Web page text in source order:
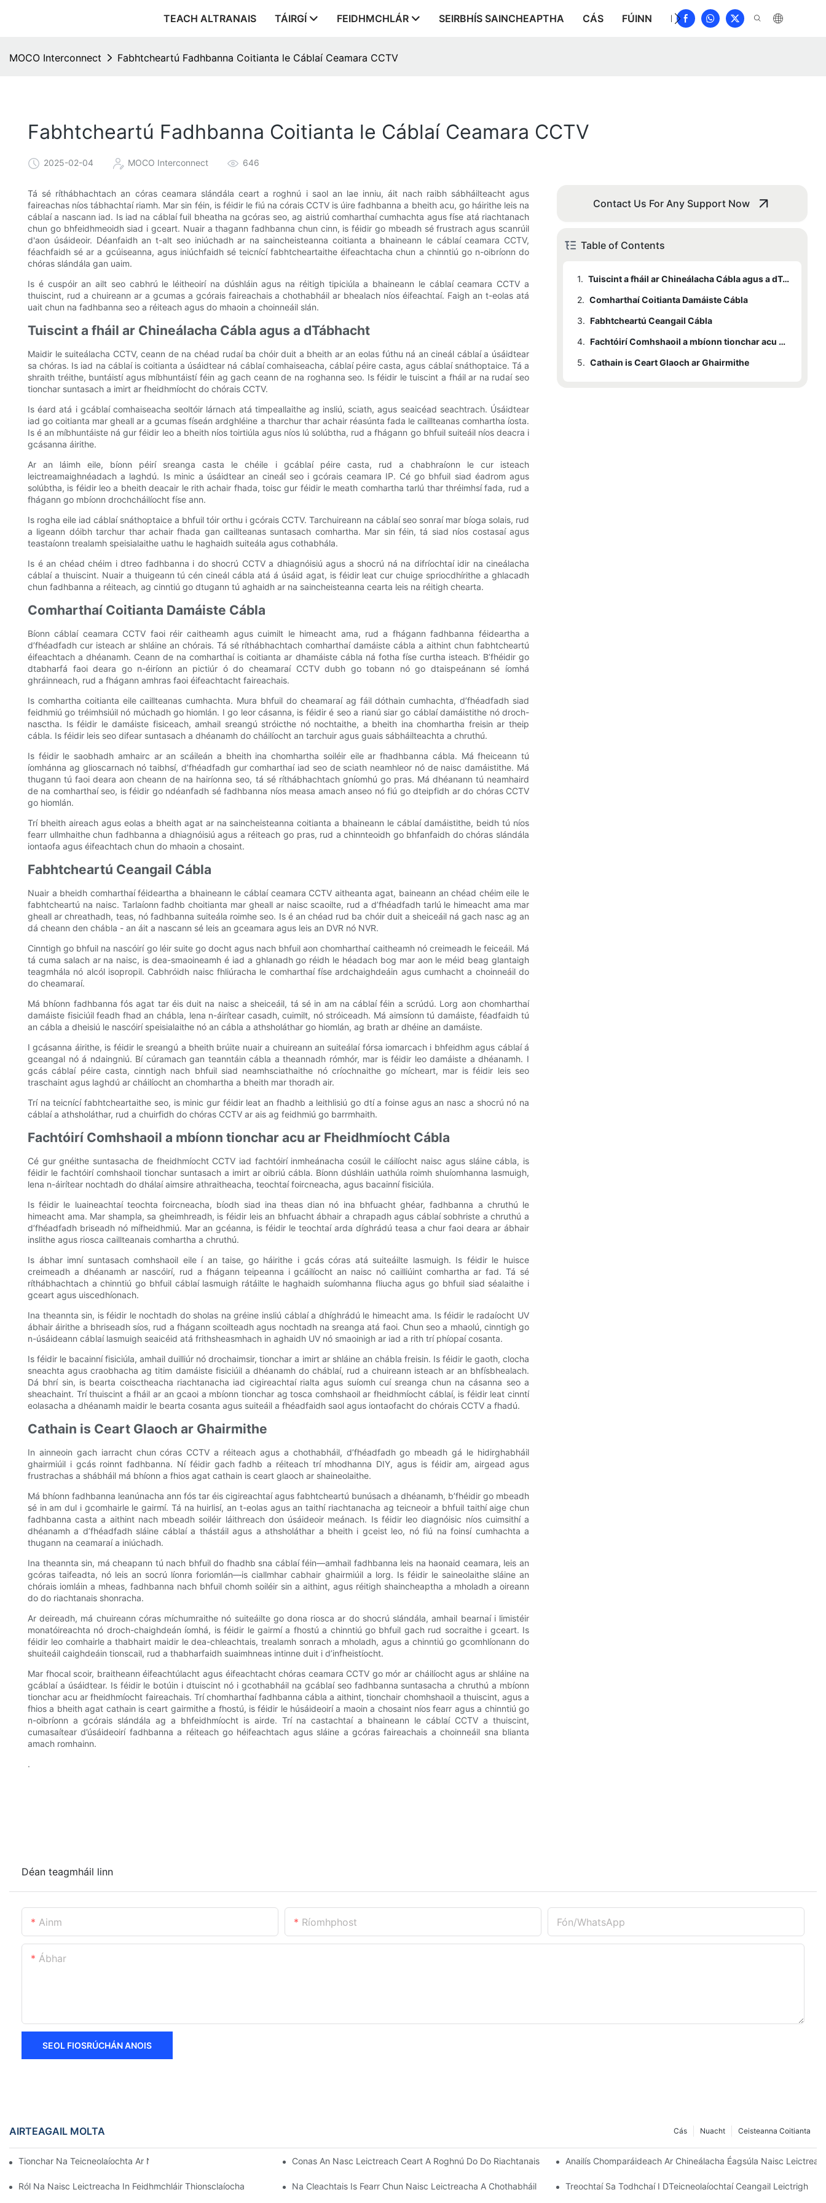
TEACH ALTRANAIS TÁIRGÍ FEIDHMCHLÁR SEIRBHÍS SAINCHEAPTHA CÁS FÚINN NUACHT ÍOSLÓDÁIL
MOCO Interconnect Fabhtcheartú Fadhbanna Coitianta le Cáblaí Ceamara CCTV
Fabhtcheartú Fadhbanna Coitianta le Cáblaí Ceamara CCTV
2025-02-04 MOCO Interconnect 646
Tá sé ríthábhachtach an córas ceamara slándála ceart a roghnú i saol an lae inniu, áit nach raibh sábháilteacht agus
faireachas níos tábhachtaí riamh. Mar sin féin, is féidir le fiú na córais CCTV is úire fadhbanna a bheith acu, go háirithe leis na
cáblaí a nascann iad. Is iad na cáblaí fuil bheatha na gcóras seo, ag aistriú comharthaí cumhachta agus físe atá riachtanach
chun go bhfeidhmeoidh siad i gceart. Nuair a thagann fadhbanna chun cinn, is féidir go mbeadh sé frustrach agus scanrúil
d'aon úsáideoir. Déanfaidh an t-alt seo iniúchadh ar na saincheisteanna coitianta a bhaineann le cáblaí ceamara CCTV,
féachfaidh sé ar a gcúiseanna, agus iniúchfaidh sé teicnící fabhtcheartaithe éifeachtacha chun a chinntiú go n-oibríonn do
chóras slándála gan uaim.
Is é cuspóir an ailt seo cabhrú le léitheoirí na dúshláin agus na réitigh tipiciúla a bhaineann le cáblaí ceamara CCTV a
thuiscint, rud a chuireann ar a gcumas a gcórais faireachais a chothabháil ar bhealach níos éifeachtaí. Faigh an t-eolas atá
uait chun na fadhbanna seo a réiteach agus do mhaoin a choinneáil slán.
Tuiscint a fháil ar Chineálacha Cábla agus a dTábhacht
Maidir le suiteálacha CCTV, ceann de na chéad rudaí ba chóir duit a bheith ar an eolas fúthu ná an cineál cáblaí a úsáidtear
sa chóras. Is iad na cáblaí is coitianta a úsáidtear ná cáblaí comhaiseacha, cáblaí péire casta, agus cáblaí snáthoptaice. Tá a
shraith tréithe, buntáistí agus míbhuntáistí féin ag gach ceann de na roghanna seo. Is féidir le tuiscint a fháil ar na rudaí seo
tionchar suntasach a imirt ar fheidhmíocht do chórais CCTV.
Is éard atá i gcáblaí comhaiseacha seoltóir lárnach atá timpeallaithe ag insliú, sciath, agus seaicéad seachtrach. Úsáidtear
iad go coitianta mar gheall ar a gcumas físeán ardghléine a tharchur thar achair réasúnta fada le caillteanas comhartha íosta.
Is é an míbhuntáiste ná gur féidir leo a bheith níos toirtiúla agus níos lú solúbtha, rud a fhágann go bhfuil suiteáil níos deacra i
gcásanna áirithe.
Ar an láimh eile, bíonn péirí sreanga casta le chéile i gcáblaí péire casta, rud a chabhraíonn le cur isteach
leictreamaighnéadach a laghdú. Is minic a úsáidtear an cineál seo i gcórais ceamara IP. Cé go bhfuil siad éadrom agus
solúbtha, is féidir leo a bheith deacair le rith achair fhada, toisc gur féidir le meath comhartha tarlú thar thréimhsí fada, rud a
fhágann go mbíonn drochcháilíocht físe ann.
Is rogha eile iad cáblaí snáthoptaice a bhfuil tóir orthu i gcórais CCTV. Tarchuireann na cáblaí seo sonraí mar bíoga solais, rud
a ligeann dóibh tarchur thar achair fhada gan caillteanas suntasach comhartha. Mar sin féin, tá siad níos costasaí agus
teastaíonn trealamh speisialaithe uathu le haghaidh suiteála agus cothabhála.
Is é an chéad chéim i dtreo fadhbanna i do shocrú CCTV a dhiagnóisiú agus a shocrú ná na difríochtaí idir na cineálacha
cáblaí a thuiscint. Nuair a thuigeann tú cén cineál cábla atá á úsáid agat, is féidir leat cur chuige spriocdhírithe a ghlacadh
chun fadhbanna a réiteach, ag cinntiú go dtugann tú aghaidh ar na saincheisteanna cearta leis na réitigh chearta.
Comharthaí Coitianta Damáiste Cábla
Bíonn cáblaí ceamara CCTV faoi réir caitheamh agus cuimilt le himeacht ama, rud a fhágann fadhbanna féideartha a
d’fhéadfadh cur isteach ar shláine an chórais. Tá sé ríthábhachtach comharthaí damáiste cábla a aithint chun fabhtcheartú
éifeachtach a dhéanamh. Ceann de na comharthaí is coitianta ar dhamáiste cábla ná fotha físe curtha isteach. B’fhéidir go
dtabharfá faoi deara go n-éiríonn an pictiúr ó do cheamaraí CCTV dubh go tobann nó go dtaispeánann sé íomhá
ghráinneach, rud a fhágann amhras faoi éifeachtacht faireachais.
Is comhartha coitianta eile caillteanas cumhachta. Mura bhfuil do cheamaraí ag fáil dóthain cumhachta, d’fhéadfadh siad
feidhmiú go tréimhsiúil nó múchadh go hiomlán. I go leor cásanna, is féidir é seo a rianú siar go cáblaí damáistithe nó droch-
nasctha. Is féidir le damáiste fisiceach, amhail sreangú stróicthe nó nochtaithe, a bheith ina chomhartha freisin ar theip
cábla. Is féidir leis seo difear suntasach a dhéanamh do cháilíocht an tarchuir agus guais sábháilteachta a chruthú.
Is féidir le saobhadh amhairc ar an scáileán a bheith ina chomhartha soiléir eile ar fhadhbanna cábla. Má fheiceann tú
íomhánna ag glioscarnach nó taibhsí, d’fhéadfadh gur comharthaí iad seo de sciath neamhleor nó de naisc damáistithe. Má
thugann tú faoi deara aon cheann de na hairíonna seo, tá sé ríthábhachtach gníomhú go pras. Má dhéanann tú neamhaird
de na comharthaí seo, is féidir go ndéanfadh sé fadhbanna níos measa amach anseo nó fiú go dteipfidh ar do chóras CCTV
go hiomlán.
Trí bheith aireach agus eolas a bheith agat ar na saincheisteanna coitianta a bhaineann le cáblaí damáistithe, beidh tú níos
fearr ullmhaithe chun fadhbanna a dhiagnóisiú agus a réiteach go pras, rud a chinnteoidh go bhfanfaidh do chóras slándála
iontaofa agus éifeachtach chun do mhaoin a chosaint.
Fabhtcheartú Ceangail Cábla
Nuair a bheidh comharthaí féideartha a bhaineann le cáblaí ceamara CCTV aitheanta agat, baineann an chéad chéim eile le
fabhtcheartú na naisc. Tarlaíonn fadhb choitianta mar gheall ar naisc scaoilte, rud a d’fhéadfadh tarlú le himeacht ama mar
gheall ar chreathadh, teas, nó fadhbanna suiteála roimhe seo. Is é an chéad rud ba chóir duit a sheiceáil ná gach nasc ag an
dá cheann den chábla - an áit a nascann sé leis an gceamara agus leis an DVR nó NVR.
Cinntigh go bhfuil na nascóirí go léir suite go docht agus nach bhfuil aon chomharthaí caitheamh nó creimeadh le feiceáil. Má
tá cuma salach ar na naisc, is dea-smaoineamh é iad a ghlanadh go réidh le héadach bog mar aon le méid beag glantaigh
teagmhála nó alcól isopropil. Cabhróidh naisc fhliúracha le comharthaí físe ardchaighdeáin agus cumhacht a choinneáil do
do cheamaraí.
Má bhíonn fadhbanna fós agat tar éis duit na naisc a sheiceáil, tá sé in am na cáblaí féin a scrúdú. Lorg aon chomharthaí
damáiste fisiciúil feadh fhad an chábla, lena n-áirítear casadh, cuimilt, nó stróiceadh. Má aimsíonn tú damáiste, féadfaidh tú
an cábla a dheisiú le nascóirí speisialaithe nó an cábla a athsholáthar go hiomlán, ag brath ar dhéine an damáiste.
I gcásanna áirithe, is féidir le sreangú a bheith brúite nuair a chuireann an suiteálaí fórsa iomarcach i bhfeidhm agus cáblaí á
gceangal nó á ndaingniú. Bí cúramach gan teanntáin cábla a theannadh rómhór, mar is féidir leo damáiste a dhéanamh. I
gcás cáblaí péire casta, cinntigh nach bhfuil siad neamhsciathaithe nó críochnaithe go mícheart, mar is féidir leis seo
traschaint agus laghdú ar cháilíocht an chomhartha a bheith mar thoradh air.
Trí na teicnící fabhtcheartaithe seo, is minic gur féidir leat an fhadhb a leithlisiú go dtí a foinse agus an nasc a shocrú nó na
cáblaí a athsholáthar, rud a chuirfidh do chóras CCTV ar ais ag feidhmiú go barrmhaith.
Fachtóirí Comhshaoil ​​a mbíonn tionchar acu ar Fheidhmíocht Cábla
Cé gur gnéithe suntasacha de fheidhmíocht CCTV iad fachtóirí inmheánacha cosúil le cáilíocht naisc agus sláine cábla, is
féidir le fachtóirí comhshaoil ​​tionchar suntasach a imirt ar oibriú cábla. Bíonn dúshláin uathúla roimh shuíomhanna lasmuigh,
lena n-áirítear nochtadh do dhálaí aimsire athraitheacha, teochtaí foircneacha, agus bacainní fisiciúla.
Is féidir le luaineachtaí teochta foircneacha, bíodh siad ina theas dian nó ina bhfuacht ghéar, fadhbanna a chruthú le
himeacht ama. Mar shampla, sa gheimhreadh, is féidir leis an bhfuacht ábhair a chrapadh agus cáblaí sobhriste a chruthú a
d’fhéadfadh briseadh nó mífheidhmiú. Mar an gcéanna, is féidir le teochtaí arda díghrádú teasa a chur faoi deara ar ábhair
inslithe agus riosca caillteanais comhartha a chruthú.
Is ábhar imní suntasach comhshaoil ​​eile í an taise, go háirithe i gcás córas atá suiteáilte lasmuigh. Is féidir le huisce
creimeadh a dhéanamh ar nascóirí, rud a fhágann teipeanna i gcáilíocht an naisc nó cailliúint comhartha ar fad. Tá sé
ríthábhachtach a chinntiú go bhfuil cáblaí lasmuigh rátáilte le haghaidh suíomhanna fliucha agus go bhfuil siad séalaithe i
gceart agus uiscedhíonach.
Ina theannta sin, is féidir le nochtadh do sholas na gréine insliú cáblaí a dhíghrádú le himeacht ama. Is féidir le radaíocht UV
ábhair áirithe a bhriseadh síos, rud a fhágann scoilteadh agus nochtadh na sreanga atá faoi. Chun seo a mhaolú, cinntigh go
n-úsáideann cáblaí lasmuigh seaicéid atá frithsheasmhach in aghaidh UV nó smaoinigh ar iad a rith trí phíopaí cosanta.
Is féidir le bacainní fisiciúla, amhail duilliúr nó drochaimsir, tionchar a imirt ar shláine an chábla freisin. Is féidir le gaoth, clocha
sneachta agus craobhacha ag titim damáiste fisiciúil a dhéanamh do cháblaí, rud a chuireann isteach ar an bhfísbhealach.
Dá bhrí sin, is bearta coisctheacha riachtanacha iad cigireachtaí rialta agus suíomh cuí sreanga chun na cásanna seo a
sheachaint. Trí thuiscint a fháil ar an gcaoi a mbíonn tionchar ag tosca comhshaoil ​​ar fheidhmíocht cáblaí, is féidir leat cinntí
eolasacha a dhéanamh maidir le bearta cosanta agus suiteáil a fhéadfaidh saol agus iontaofacht do chórais CCTV a fhadú.
Cathain is Ceart Glaoch ar Ghairmithe
In ainneoin gach iarracht chun córas CCTV a réiteach agus a chothabháil, d’fhéadfadh go mbeadh gá le hidirghabháil
ghairmiúil i gcás roinnt fadhbanna. Ní féidir gach fadhb a réiteach trí mhodhanna DIY, agus is féidir am, airgead agus
frustrachas a shábháil má bhíonn a fhios agat cathain is ceart glaoch ar shaineolaithe.
Má bhíonn fadhbanna leanúnacha ann fós tar éis cigireachtaí agus fabhtcheartú bunúsach a dhéanamh, b’fhéidir go mbeadh
sé in am dul i gcomhairle le gairmí. Tá na huirlisí, an t-eolas agus an taithí riachtanacha ag teicneoir a bhfuil taithí aige chun
fadhbanna casta a aithint nach mbeadh soiléir láithreach don úsáideoir meánach. Is féidir leo diagnóisic níos cuimsithí a
dhéanamh a d’fhéadfadh sláine cáblaí a thástáil agus a athsholáthar a bheith i gceist leo, nó fiú na foinsí cumhachta a
thugann na ceamaraí a iniúchadh.
Ina theannta sin, má cheapann tú nach bhfuil do fhadhb sna cáblaí féin—amhail fadhbanna leis na haonaid ceamara, leis an
gcóras taifeadta, nó leis an socrú líonra foriomlán—is ciallmhar cabhair ghairmiúil a lorg. Is féidir le saineolaithe sláine an
chórais iomláin a mheas, fadhbanna nach bhfuil chomh soiléir sin a aithint, agus réitigh shaincheaptha a mholadh a oireann
do do riachtanais shonracha.
Ar deireadh, má chuireann córas míchumraithe nó suiteáilte go dona riosca ar do shocrú slándála, amhail bearnaí i limistéir
monatóireachta nó droch-chaighdeán íomhá, is féidir le gairmí a fhostú a chinntiú go bhfuil gach rud socraithe i gceart. Is
féidir leo comhairle a thabhairt maidir le dea-chleachtais, trealamh sonrach a mholadh, agus a chinntiú go gcomhlíonann do
shuiteáil caighdeáin tionscail, rud a thabharfaidh suaimhneas intinne duit i d’infheistíocht.
Mar fhocal scoir, braitheann éifeachtúlacht agus éifeachtacht chóras ceamara CCTV go mór ar cháilíocht agus ar shláine na
gcáblaí a úsáidtear. Is féidir le botúin i dtuiscint nó i gcothabháil na gcáblaí seo fadhbanna suntasacha a chruthú a mbíonn
tionchar acu ar fheidhmíocht faireachais. Trí chomharthaí fadhbanna cábla a aithint, tionchair chomhshaoil ​​a thuiscint, agus a
fhios a bheith agat cathain is ceart gairmithe a fhostú, is féidir le húsáideoirí a maoin a chosaint níos fearr agus a chinntiú go
n-oibríonn a gcórais slándála ag a bhfeidhmíocht is airde. Trí na castachtaí a bhaineann le cáblaí CCTV a thuiscint,
cumasaítear d’úsáideoirí fadhbanna a réiteach go héifeachtach agus sláine a gcóras faireachais a choinneáil sna blianta
amach romhainn.
.
Contact Us For Any Support Now
Table of Contents
1.
Tuiscint a fháil ar Chineálacha Cábla agus a dTábhacht
2. Comharthaí Coitianta Damáiste Cábla
3. Fabhtcheartú Ceangail Cábla
4.
Fachtóirí Comhshaoil ​​a mbíonn tionchar acu ar Fheidhmíocht Cábla
5. Cathain is Ceart Glaoch ar Ghairmithe
Déan teagmháil linn
Ainm Ríomhphost Fón/whatsApp
Ábhar
SEOL FIOSRÚCHÁN ANOIS
AIRTEAGAIL MOLTA Ceisteanna Coitianta
Nuacht
Cás
Tionchar Na Teicneolaíochta Ar Naisc Leictreacha San Leictreonaic Conas An Nasc Leictreach Ceart A Roghnú Do Do Riachtanais Anailís Chomparáideach Ar Chineálacha Éagsúla Naisc
Ról Na Naisc Leictreacha In Feidhmchláir Thionsclaíocha Na Cleachtais Is Fearr Chun Naisc Leictreacha A Chothabháil Treochtaí Sa Todhchaí I DTeicneolaíochtaí Ceangail Leictrigh